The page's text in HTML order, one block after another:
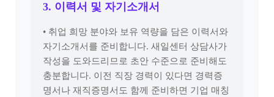
3. 이력서 및 자기소개서
• 취업 희망 분야와 보유 역량을 담은 이력서와
자기소개서를 준비합니다. 새일센터 상담사가
작성을 도와드리므로 초안 수준으로 준비해도
충분합니다. 이전 직장 경력이 있다면 경력증
명서나 재직증명서도 함께 준비하면 기업 매칭